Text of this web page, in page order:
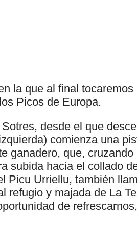
la que al final
Picos de Europa.
desde el que
comienza una
ganadero, que,
subida hacia el collado
Picu Urriellu, también
refugio y majada de La
de